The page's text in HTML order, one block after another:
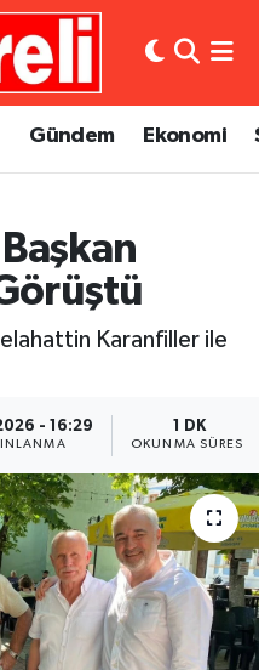
Gündem Ekonomi
Karanfiller ile
- 16:29 1 DK
OKUNMA SÜRESI
ve Fikstür